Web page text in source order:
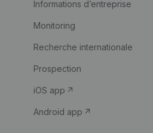
Informations d’entreprise
Monitoring
Recherche internationale
Prospection
iOS app
Android app